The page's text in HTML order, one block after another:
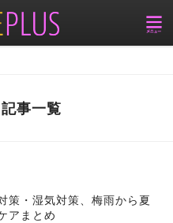
事一覧
策・湿気対策、梅雨から夏
アまとめ